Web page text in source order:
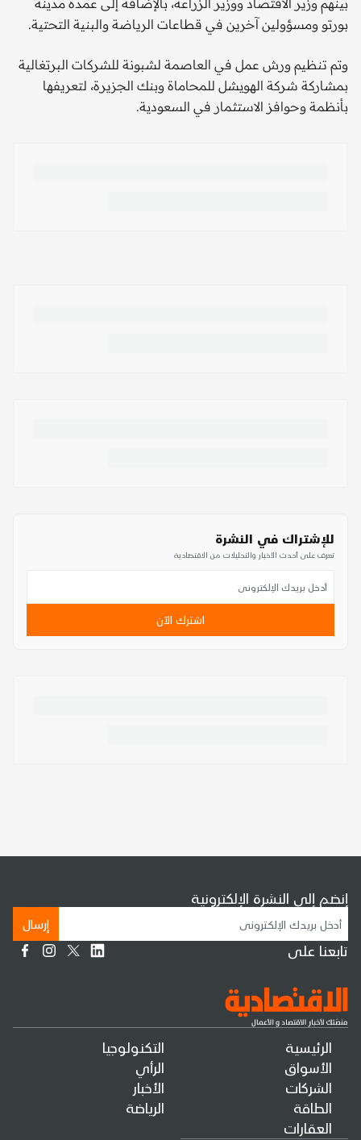
بينهم وزير الاقتصاد ووزير الزراعة، بالإضافة إلى عمدة مدينة
بورتو ومسؤولين آخرين في قطاعات الرياضة والبنية التحتية.
وتم تنظيم ورش عمل في العاصمة لشبونة للشركات البرتغالية
بمشاركة شركة الهويشل للمحاماة وبنك الجزيرة، لتعريفها
بأنظمة وحوافز الاستثمار في السعودية.
للإشتراك في النشرة
تعرف على أحدث الأخبار والتحليلات من الاقتصادية
اشترك الآن
الرئيسية
الأسواق
الشركات
الطاقة
العقارات
التكنولوجيا
الرأي
الأخبار
الرياضة
إنضم إلى النشرة الإلكترونية
إرسال
تابعنا على